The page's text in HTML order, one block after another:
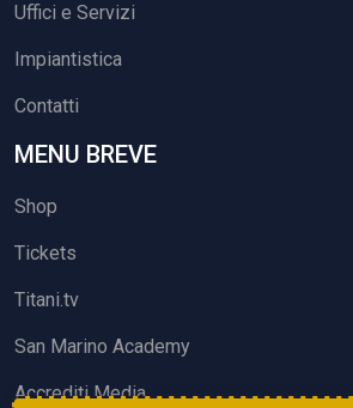
Uffici e Servizi
Impiantistica
Contatti
MENU BREVE
Shop
Tickets
Titani.tv
San Marino Academy
Accrediti Media